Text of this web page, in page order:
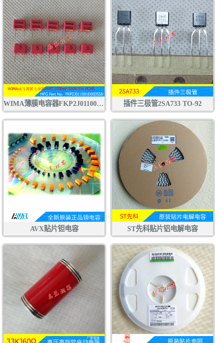
WIMA薄膜电容器FKP2J011001D00JSSD 1000pF 630V 5% 102J630V 插件三极管2SA733 TO-92
AVX贴片钽电容 ST先科贴片铝电解电容